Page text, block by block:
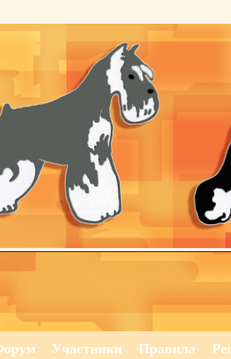
Участники Правила